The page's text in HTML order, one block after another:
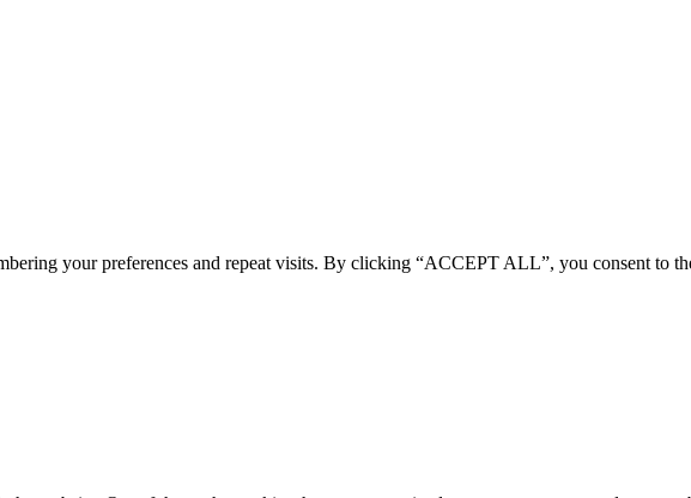
your preferences and repeat visits. By clicking “ACCEPT ALL”, you consent to